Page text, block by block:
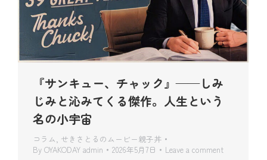
『サンキュー、チャック』——しみ
じみと沁みてくる傑作。人生という
名の小宇宙
コラム, せきさとるのムービー親子丼
By OYAKODAY admin 2026年5月7日 Leave a comment